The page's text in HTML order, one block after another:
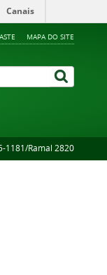
Canais
MAPA DO SITE
1181/Ramal 2820